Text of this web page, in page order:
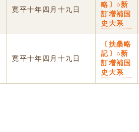
寛平十年四月十九日
略〕○新
訂増補国
史大系
寛平十年四月十九日
〔扶桑略
記〕○新
訂増補国
史大系